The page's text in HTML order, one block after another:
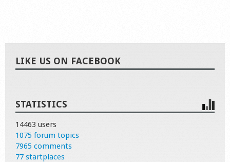
LIKE US ON FACEBOOK
STATISTICS
14463 users
1075 forum topics
7965 comments
77 startplaces